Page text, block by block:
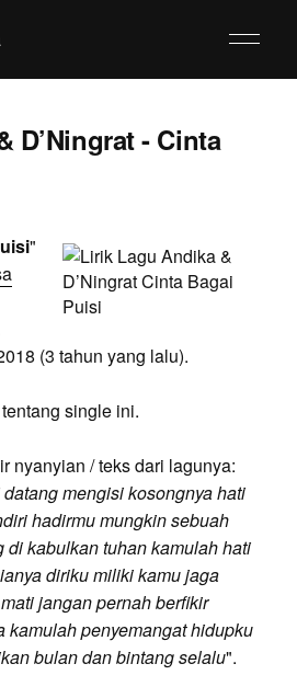
D’Ningrat - Cinta
"
(3 tahun yang lalu).
single ini.
nyanyian / teks dari lagunya:
mengisi kosongnya hati
hadirmu mungkin sebuah
di kabulkan tuhan kamulah hati
diriku miliki kamu jaga
jangan pernah berfikir
kamulah penyemangat hidupku
bulan dan bintang selalu".